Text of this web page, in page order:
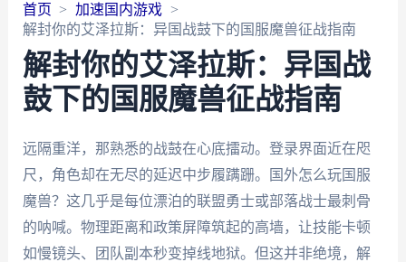
首页
加速国内游戏
解封你的艾泽拉斯：异国战鼓下的国服魔兽征战指南
解封你的艾泽拉斯：异国战
鼓下的国服魔兽征战指南
远隔重洋，那熟悉的战鼓在心底擂动。登录界面近在咫
尺，角色却在无尽的延迟中步履蹒跚。国外怎么玩国服
魔兽？这几乎是每位漂泊的联盟勇士或部落战士最刺骨
的呐喊。物理距离和政策屏障筑起的高墙，让技能卡顿
如慢镜头、团队副本秒变掉线地狱。但这并非绝境，解